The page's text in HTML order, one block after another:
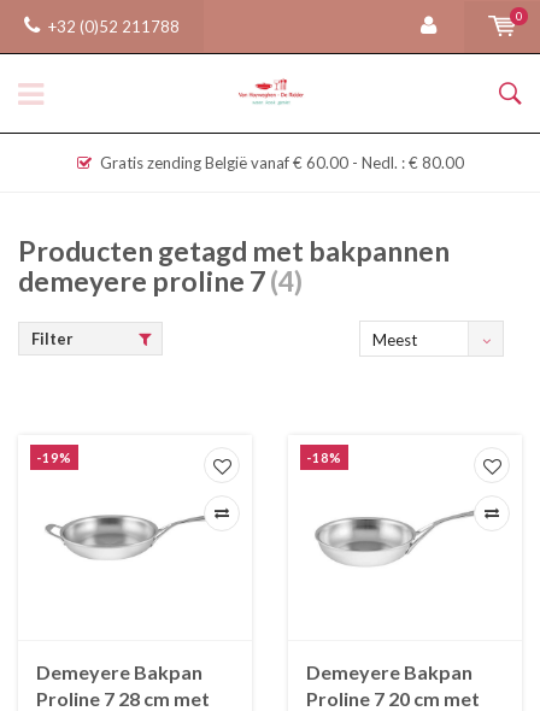
+32 (0)52 211788
0
Gratis zending België vanaf € 60.00 - Nedl. : € 80.00
Producten getagd met bakpannen
demeyere proline 7(4)
Filter
Meest
-19%
Demeyere Bakpan
Proline 7 28 cm met
-18%
Demeyere Bakpan
Proline 7 20 cm met